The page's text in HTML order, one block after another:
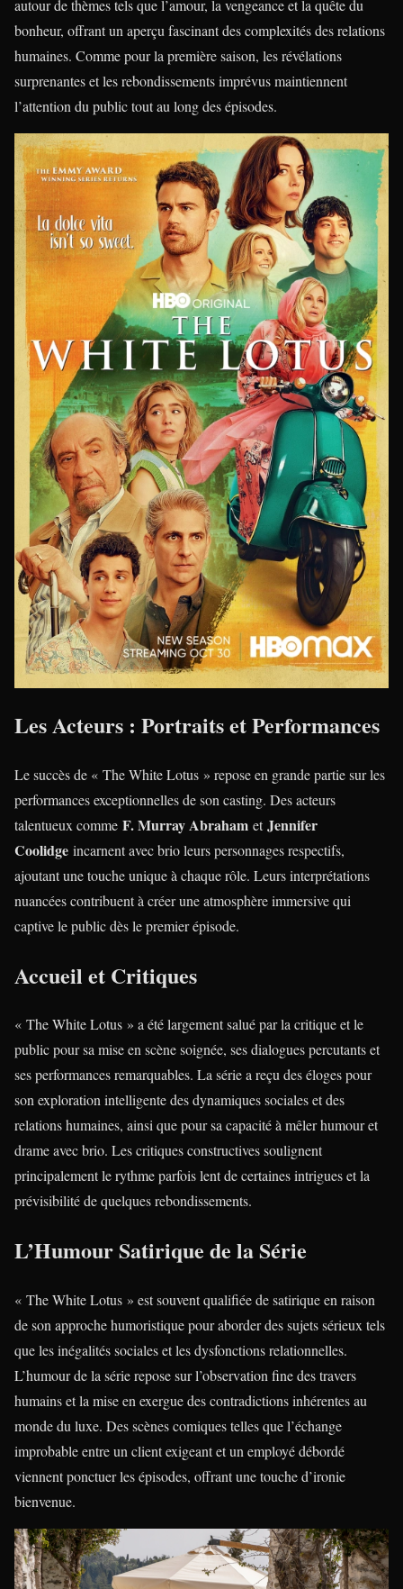
autour de thèmes tels que l’amour, la vengeance et la quête du
bonheur, offrant un aperçu fascinant des complexités des relations
humaines. Comme pour la première saison, les révélations
surprenantes et les rebondissements imprévus maintiennent
l’attention du public tout au long des épisodes.
Les Acteurs : Portraits et Performances
Le succès de « The White Lotus » repose en grande partie sur les
performances exceptionnelles de son casting. Des acteurs
talentueux comme F. Murray Abraham etJennifer
Coolidge incarnent avec brio leurs personnages respectifs,
ajoutant une touche unique à chaque rôle. Leurs interprétations
nuancées contribuent à créer une atmosphère immersive qui
captive le public dès le premier épisode.
Accueil et Critiques
« The White Lotus » a été largement salué par la critique et le
public pour sa mise en scène soignée, ses dialogues percutants et
ses performances remarquables. La série a reçu des éloges pour
son exploration intelligente des dynamiques sociales et des
relations humaines, ainsi que pour sa capacité à mêler humour et
drame avec brio. Les critiques constructives soulignent
principalement le rythme parfois lent de certaines intrigues et la
prévisibilité de quelques rebondissements.
L’Humour Satirique de la Série
« The White Lotus » est souvent qualifiée de satirique en raison
de son approche humoristique pour aborder des sujets sérieux tels
que les inégalités sociales et les dysfonctions relationnelles.
L’humour de la série repose sur l’observation fine des travers
humains et la mise en exergue des contradictions inhérentes au
monde du luxe. Des scènes comiques telles que l’échange
improbable entre un client exigeant et un employé débordé
viennent ponctuer les épisodes, offrant une touche d’ironie
bienvenue.